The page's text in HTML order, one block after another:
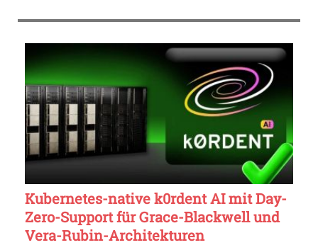
Kubernetes-native k0rdent AI mit Day-
Zero-Support für Grace-Blackwell und
Vera-Rubin-Architekturen